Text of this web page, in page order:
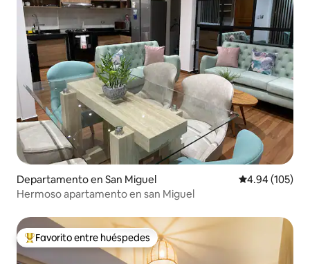
Departamento en San Miguel Calificación
4.94 (105)
Hermoso apartamento en san Miguel
De los mejores en Favorito entre huéspedes
Favorito entre huéspedes